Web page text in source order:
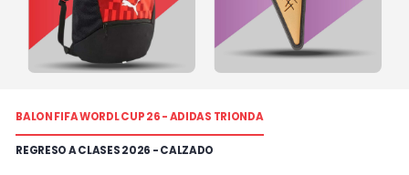
BALON FIFA WORDL CUP 26 - ADIDAS TRIONDA
REGRESO A CLASES 2026 - CALZADO